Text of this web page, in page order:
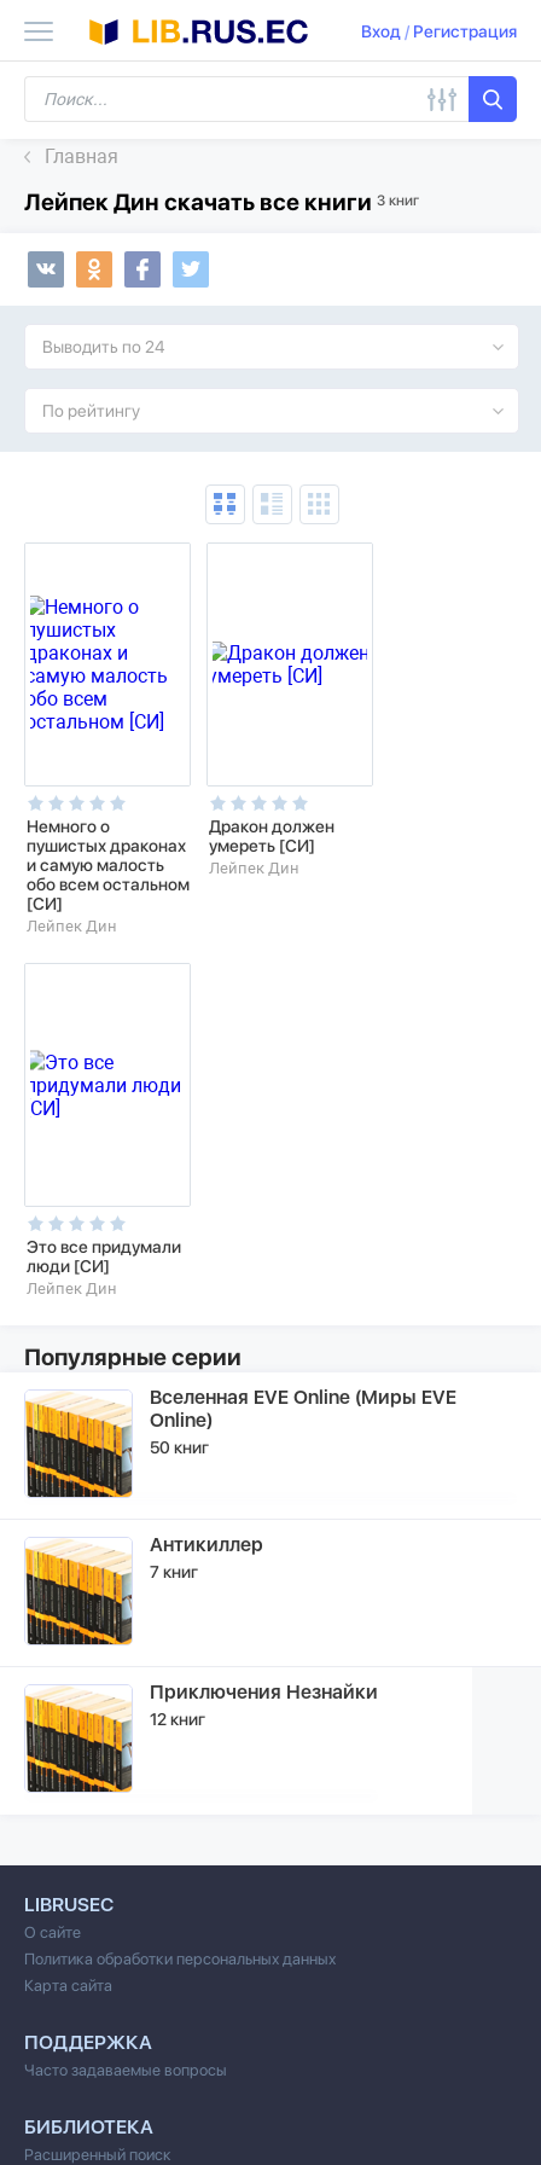
Вход/ Регистрация
Главная
Лейпек Дин скачать все книги 3 книг
Выводить по 24
По рейтингу
Немного о
пушистых драконах
и самую малость
обо всем остальном
[СИ]
Лейпек Дин
Дракон должен
умереть [СИ]
Лейпек Дин
Это все придумали
люди [СИ]
Лейпек Дин
Популярные серии
Вселенная EVE Online (Миры EVE
Online)
50 книг
Антикиллер
7 книг
Приключения Незнайки
12 книг
LIBRUSEC
О сайте
Политика обработки персональных данных
Карта сайта
ПОДДЕРЖКА
Часто задаваемые вопросы
БИБЛИОТЕКА
Расширенный поиск